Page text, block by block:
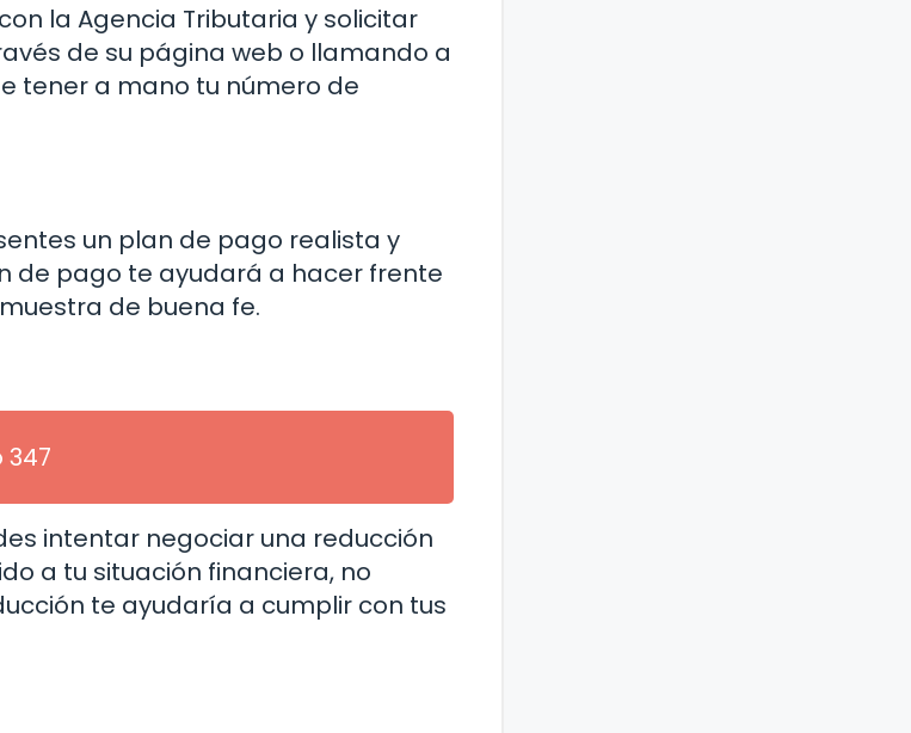
la Agencia Tributaria y solicitar
de su página web o llamando a
tener a mano tu número de
un plan de pago realista y
de pago te ayudará a hacer frente
de buena fe.
intentar negociar una reducción
a tu situación financiera, no
te ayudaría a cumplir con tus